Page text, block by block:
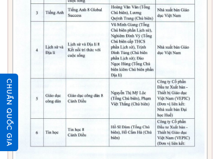
CHUẨN QUỐC GIA